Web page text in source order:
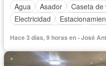
Agua
Asador Caseta de
Electricidad
Permite mascotas
Sin
Hace 3 días, 9 horas en - José